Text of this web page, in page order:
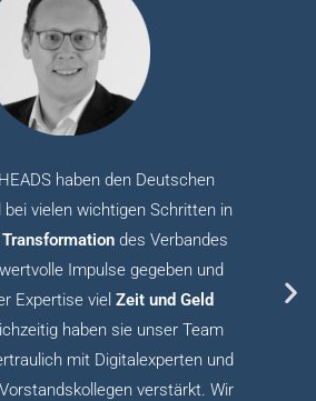
haben den Deutschen
bei vielen wichtigen Schritten in
des Verbandes
Impulse gegeben und
Expertise viel Zeit und Geld
haben sie unser Team
mit Digitalexperten und
verstärkt. Wir